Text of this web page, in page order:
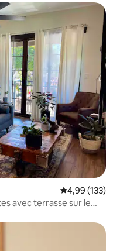
appréciés
Évaluation
4,99 (133)
avec terrasse sur le
appréciés